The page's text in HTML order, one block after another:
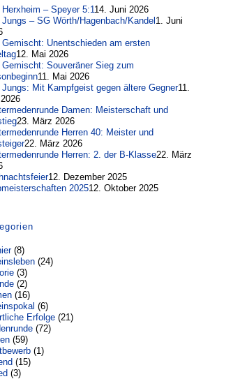
Herxheim – Speyer 5:114. Juni 2026
Jungs – SG Wörth/Hagenbach/Kandel 1. Juni
Gemischt: Unentschieden am ersten
12. Mai 2026
Gemischt: Souveräner Sieg zum
11. Mai 2026
Jungs: Mit Kampfgeist gegen ältere Gegner11.
Damen: Meisterschaft und
23. März 2026
Herren 40: Meister und
22. März 2026
Herren: 2. der B-Klasse22. März
12. Dezember 2025
202512. Oktober 2025
(8)
(24)
(3)
(2)
(16)
(6)
Erfolge (21)
(72)
(59)
(1)
(15)
(3)